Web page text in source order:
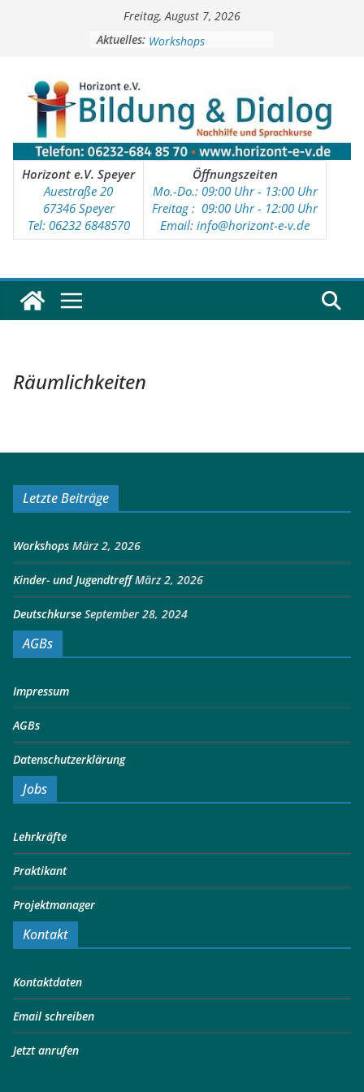
Freitag, August 7, 2026
Aktuelles:
Soziale Aktivitäten
Workshops
Horizont e.V. Speyer
Auestraße 20
67346 Speyer
Tel: 06232 6848570
Öffnungszeiten
Mo.-Do.: 09:00 Uhr - 13:00 Uhr
Freitag : 09:00 Uhr - 12:00 Uhr
Email: info@horizont-e-v.de
Räumlichkeiten
Letzte Beiträge
Workshops März 2, 2026
Kinder- und Jugendtreff März 2, 2026
Deutschkurse September 28, 2024
AGBs
Impressum
AGBs
Datenschutzerklärung
Jobs
Lehrkräfte
Praktikant
Projektmanager
Kontakt
Kontaktdaten
Email schreiben
Jetzt anrufen